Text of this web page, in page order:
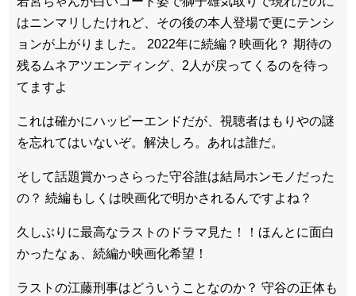
はニンマリしたけれど、その後の本人登場で更にテンシ
ョンが上がりました。 2022年に続編？映画化？ 期待の
残るムネアツエンディング、2人が戻ってくるのを待っ
てますよ
これは確かにハッピーエンドだが、視聴者はもりやの謎
を忘れてはいないぞ。解決しろ。あれは誰だ。
そして話題賞かっさらった守谷誰は結局ホンモノだった
の？ 続編もしくは映画化で明かされるんですよね？
久しぶりに最高なラストのドラマ見た！！ほんとに面白
かったなぁ、続編か映画化希望！
ラストの江藤刑事はどういうことなのか？ 守谷の正体も